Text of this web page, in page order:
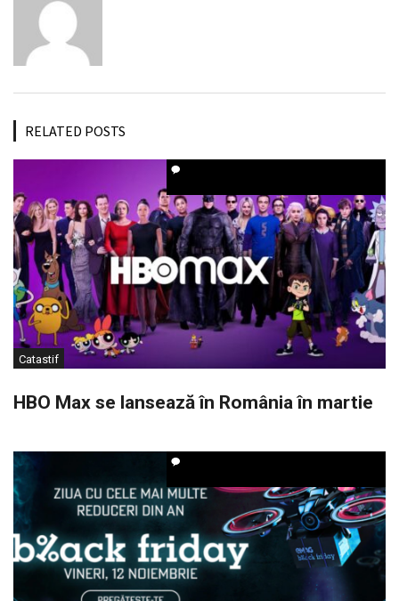
RELATED POSTS
Catastif
HBO Max se lansează în România în martie